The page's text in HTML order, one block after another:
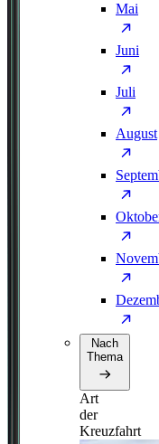
Mai
Juni
Juli
August
Nach
Thema
Art
der
Kreuzfahrt